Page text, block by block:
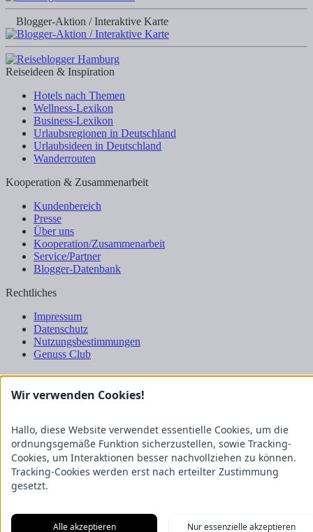
Blogger-Aktion / Interaktive Karte
Reiseideen & Inspiration
Hotels nach Themen
Wellness-Lexikon
Business-Lexikon
Urlaubsregionen in Deutschland
Urlaubsideen in Deutschland
Wanderrouten
Kooperation & Zusammenarbeit
Kundenbereich
Presse
Über uns
Kooperation/Zusammenarbeit
Service/Partner
Blogger-Datenbank
Rechtliches
Impressum
Datenschutz
Nutzungsbestimmungen
Genuss Club
Wir verwenden Cookies!
Hallo, diese Website verwendet essentielle Cookies, um die
ordnungsgemäße Funktion sicherzustellen, sowie Tracking-
Cookies, um Interaktionen besser nachvollziehen zu können.
Tracking-Cookies werden erst nach erteilter Zustimmung
gesetzt.
Alle akzeptieren Nur essenzielle akzeptieren